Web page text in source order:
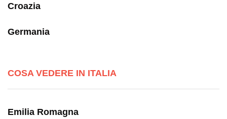
Croazia
Germania
COSA VEDERE IN ITALIA
Emilia Romagna